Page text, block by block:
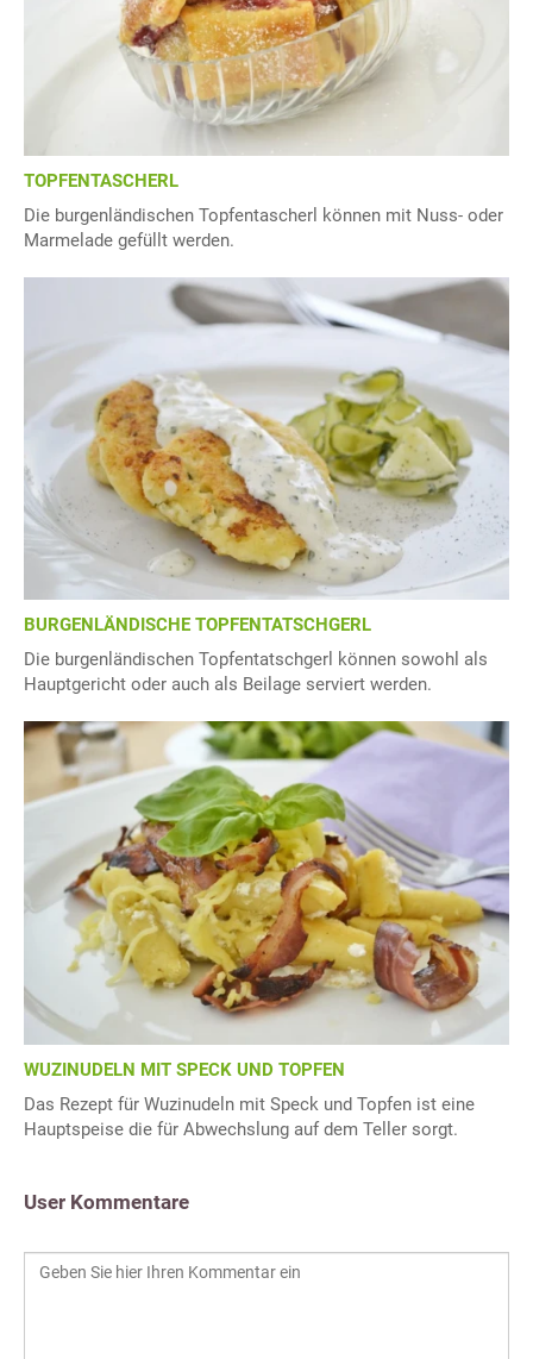
TOPFENTASCHERL
Die burgenländischen Topfentascherl können mit Nuss- oder
Marmelade gefüllt werden.
BURGENLÄNDISCHE TOPFENTATSCHGERL
Die burgenländischen Topfentatschgerl können sowohl als
Hauptgericht oder auch als Beilage serviert werden.
WUZINUDELN MIT SPECK UND TOPFEN
Das Rezept für Wuzinudeln mit Speck und Topfen ist eine
Hauptspeise die für Abwechslung auf dem Teller sorgt.
User Kommentare